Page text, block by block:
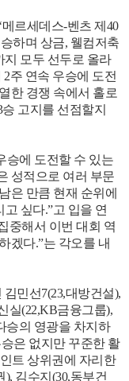
르세데스-벤츠 제40
하며 상금, 웰컴저축
지 모두 선두로 올라
2주 연속 우승에 도전
한 경쟁 속에서 홀로
고지를 선점할지
승에 도전할 수 있는
성적으로 여러 부문
은 만큼 현재 순위에
싶다.”고 입을 연
중해서 이번 대회 역
겠다.”는 각오를 내
민선7(23,대방건설),
실(22,KB금융그룹),
승의 영광을 차지하
은 없지만 꾸준한 활
트 상위권에 자리한
김수지(30,동부건